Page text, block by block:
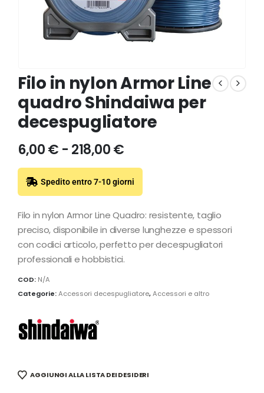
Filo in nylon Armor Line
quadro Shindaiwa per
decespugliatore
6,00€ - 218,00€
Spedito entro 7-10 giorni
Filo in nylon Armor Line Quadro: resistente, taglio
preciso, disponibile in diverse lunghezze e spessori
con codici articolo, perfetto per decespugliatori
professionali e hobbistici.
COD: N/A
Categorie:Accessori decespugliatore,Accessori e altro
AGGIUNGI ALLA LISTA DEI DESIDERI